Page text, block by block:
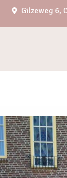
Gilzeweg 6,